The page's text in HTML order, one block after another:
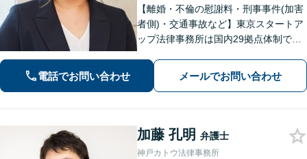
【離婚・不倫の慰謝料・刑事事件(加害
者側)・交通事故など】東京スタートア
ップ法律事務所は国内29拠点体制で全
対応(法律相談は完全予約制)】各分野で
専門性の高い弁護士が寄り添い解決を
電話でお問い合わせ メールでお問い合わせ
加藤 孔明 弁護士
神戸カトウ法律事務所